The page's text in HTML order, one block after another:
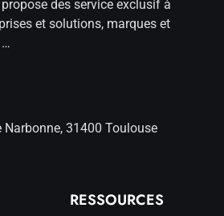
des service exclusif à
et solutions, marques et
Narbonne, 31400 Toulouse
RESSOURCES